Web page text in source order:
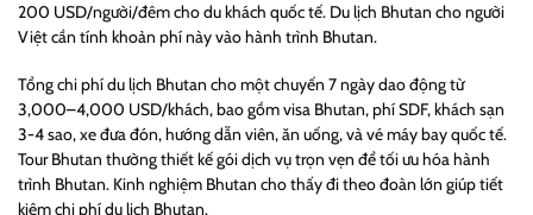
200 USD/người/đêm cho du khách quốc tế. Du lịch Bhutan cho người
Việt cần tính khoản phí này vào hành trình Bhutan.
Tổng chi phí du lịch Bhutan cho một chuyến 7 ngày dao động từ
3,000–4,000 USD/khách, bao gồm visa Bhutan, phí SDF, khách sạn
3-4 sao, xe đưa đón, hướng dẫn viên, ăn uống, và vé máy bay quốc tế.
Tour Bhutan thường thiết kế gói dịch vụ trọn vẹn để tối ưu hóa hành
trình Bhutan. Kinh nghiệm Bhutan cho thấy đi theo đoàn lớn giúp tiết
kiệm chi phí du lịch Bhutan.